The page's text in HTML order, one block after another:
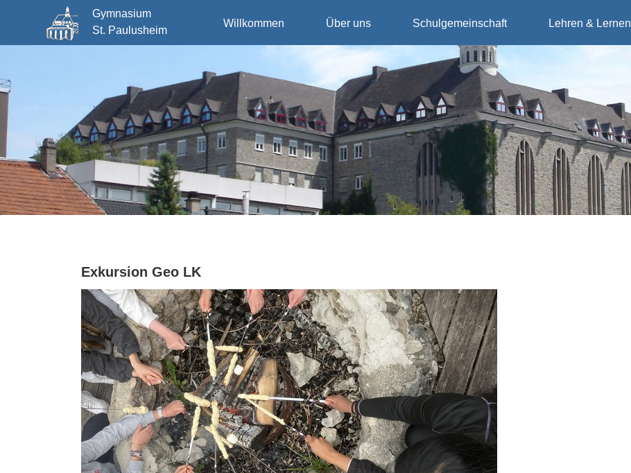
Willkommen Über uns Schulgemeinschaft Lehren & Lernen
Gymnasium
St. Paulusheim
Exkursion Geo LK